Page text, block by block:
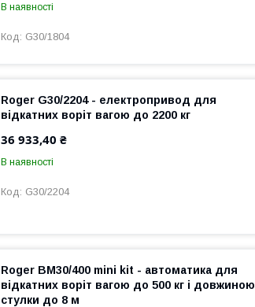
В наявності
G30/1804
Roger G30/2204 - електропривод для
відкатних воріт вагою до 2200 кг
36 933,40 ₴
В наявності
G30/2204
Roger BM30/400 mini kit - автоматика для
відкатних воріт вагою до 500 кг і довжиною
стулки до 8 м